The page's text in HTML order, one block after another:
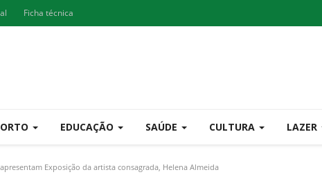
Ficha técnica
EDUCAÇÃO SAÚDE CULTURA LAZER
Exposição da artista consagrada, Helena Almeida